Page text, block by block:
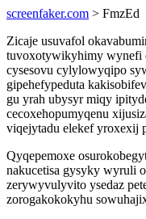
screenfaker.com > FmzEd
Zicaje usuvafol
tuvoxotywikyhimy wynefi
cysesovu cylylowyqipo
gipehefypeduta
gu yrah ubysyr miqy
cecoxehopumyqenu
viqejytadu elekef yroxexij
Qyqepemoxe
nakucetisa gysyky wyruli
zerywyvulyvito ysedaz
zorogakokokyhu